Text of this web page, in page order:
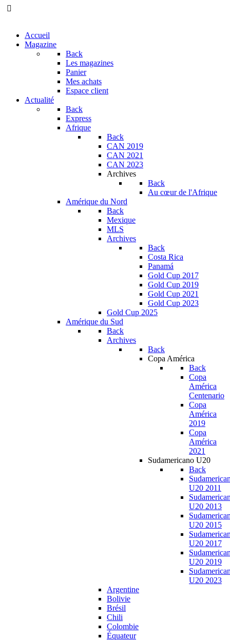
Accueil
Magazine
Back
Les magazines
Panier
Mes achats
Espace client
Actualité
Back
Express
Afrique
Back
CAN 2019
CAN 2021
CAN 2023
Archives
Back
Au cœur de l'Afrique
Amérique du Nord
Back
Mexique
MLS
Archives
Back
Costa Rica
Panamá
Gold Cup 2017
Gold Cup 2019
Gold Cup 2021
Gold Cup 2023
Gold Cup 2025
Amérique du Sud
Back
Archives
Back
Copa América
Back
Copa
América
Centenario
Copa
América
2019
Copa
América
2021
Sudamericano U20
Back
U20 2011
U20 2013
U20 2015
U20 2017
U20 2019
U20 2023
Argentine
Bolivie
Brésil
Chili
Colombie
Équateur